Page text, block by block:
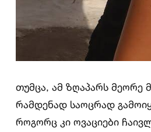
თუმცა, ამ ზღაპარს მეორე
რამდენად საოცრად
როგორც კი ოვაციები